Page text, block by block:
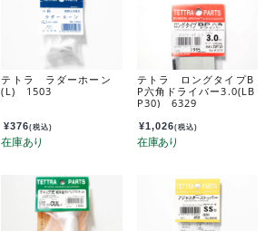
テトラ ラダーホーン
(L) 1503
¥376(税込)
テトラ ロングタイプB
P六角ドライバー3.0(LB
P30) 6329
¥1,026(税込)